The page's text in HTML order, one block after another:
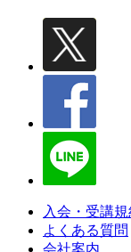
入会・受講規
よくある質問
会社案内